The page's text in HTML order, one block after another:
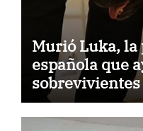
Murió Luka, la
española que
sobrevivientes
tras los